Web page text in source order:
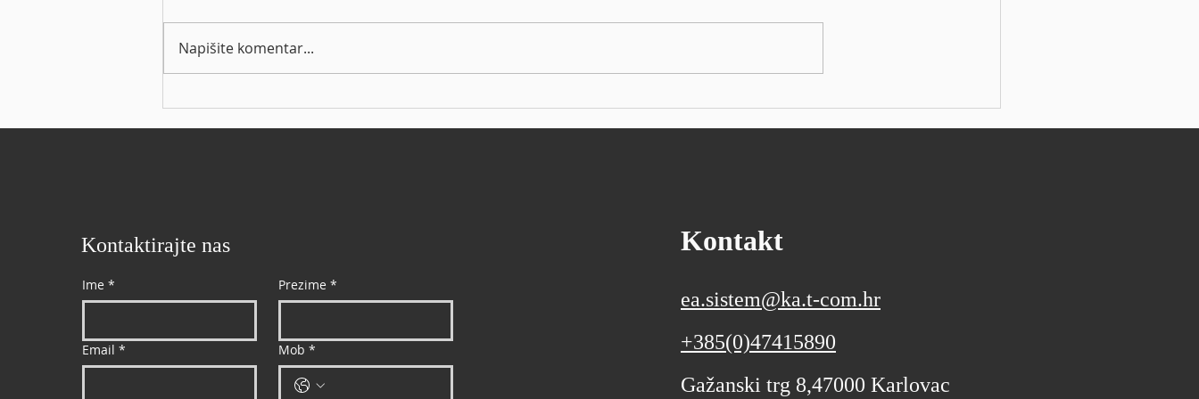
rekordnih visina postavljenih
porastao. Kospi je pao za 1,84%
Napišite komentar...
Kontaktirajte nas
Ime * Prezime *
Email * Mob *
Kontakt
ea.sistem@ka.t-com.hr
+385(0)47415890
Gažanski trg 8,47000 Karlovac